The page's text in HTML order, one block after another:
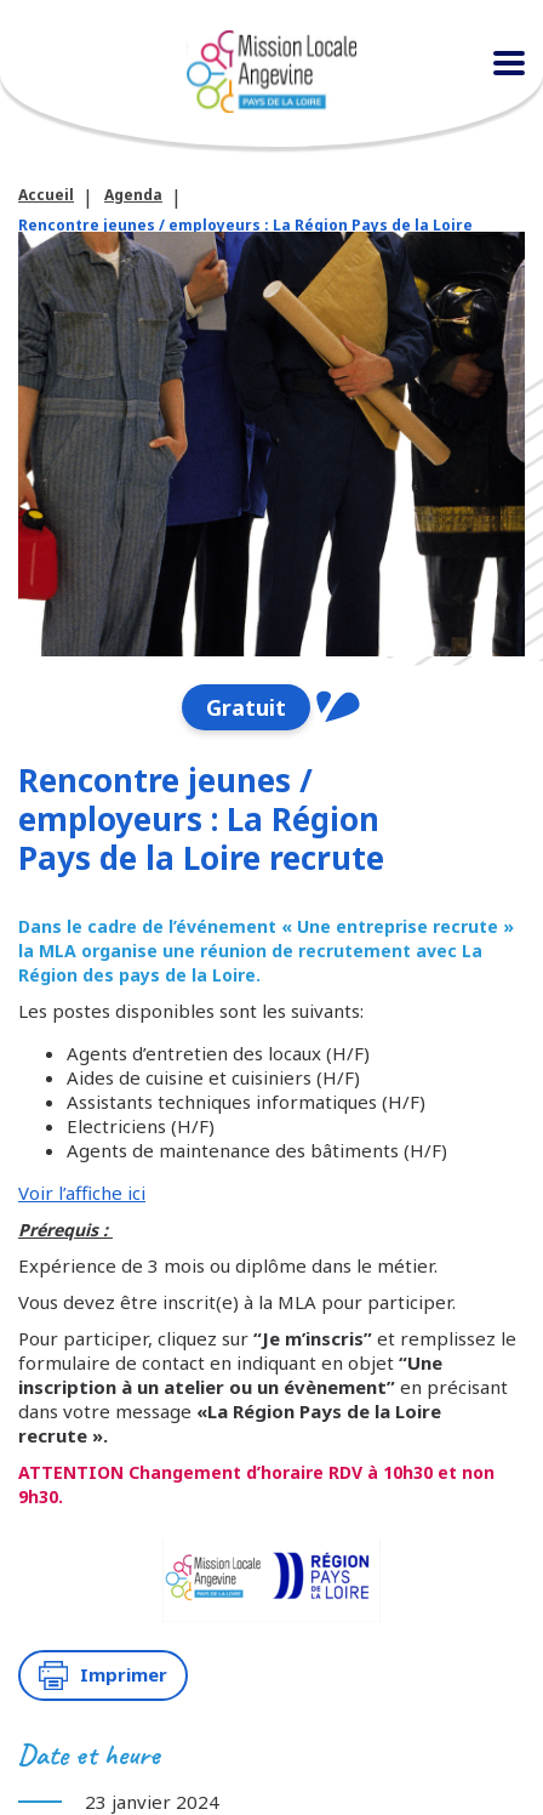
Accueil
Agenda
Rencontre jeunes / employeurs : La Région Pays de la Loire
recrute
Gratuit
Rencontre jeunes /
employeurs : La Région
Pays de la Loire recrute
Dans le cadre de l’événement « Une entreprise recrute »
la MLA organise une réunion de recrutement avec La
Région des pays de la Loire.
Les postes disponibles sont les suivants:
Agents d’entretien des locaux (H/F)
Aides de cuisine et cuisiniers (H/F)
Assistants techniques informatiques (H/F)
Electriciens (H/F)
Agents de maintenance des bâtiments (H/F)
Voir l’affiche ici
Prérequis :
Expérience de 3 mois ou diplôme dans le métier.
Vous devez être inscrit(e) à la MLA pour participer.
Pour participer, cliquez sur “Je m’inscris” et remplissez le
formulaire de contact en indiquant en objet “Une
inscription à un atelier ou un évènement” en précisant
dans votre message «La Région Pays de la Loire
recrute ».
ATTENTION Changement d’horaire RDV à 10h30 et non
9h30.
Imprimer
Date et heure
23 janvier 2024